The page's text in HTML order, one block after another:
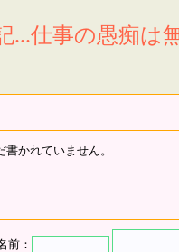
...仕事の愚痴は
かれていません。
前：